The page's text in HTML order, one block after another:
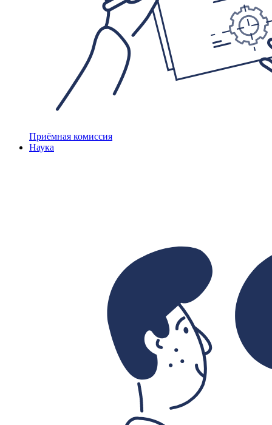
Приёмная комиссия
Наука